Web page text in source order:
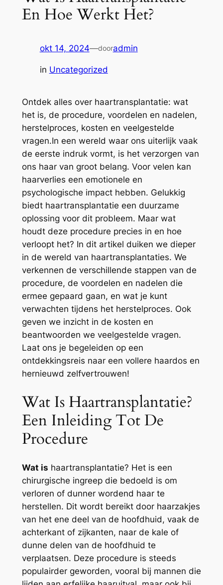
En Hoe Werkt Het?
okt 14, 2024—dooradmin
in Uncategorized
Ontdek alles over haartransplantatie: wat
het is, de procedure, voordelen en nadelen,
herstelproces, kosten en veelgestelde
vragen.In een wereld waar ons uiterlijk vaak
de eerste indruk vormt, is het verzorgen van
ons haar van groot belang. Voor velen kan
haarverlies een emotionele en
psychologische impact hebben. Gelukkig
biedt haartransplantatie een duurzame
oplossing voor dit probleem. Maar wat
houdt deze procedure precies in en hoe
verloopt het? In dit artikel duiken we dieper
in de wereld van haartransplantaties. We
verkennen de verschillende stappen van de
procedure, de voordelen en nadelen die
ermee gepaard gaan, en wat je kunt
verwachten tijdens het herstelproces. Ook
geven we inzicht in de kosten en
beantwoorden we veelgestelde vragen.
Laat ons je begeleiden op een
ontdekkingsreis naar een vollere haardos en
hernieuwd zelfvertrouwen!
Wat Is Haartransplantatie?
Een Inleiding Tot De
Procedure
Wat is haartransplantatie? Het is een
chirurgische ingreep die bedoeld is om
verloren of dunner wordend haar te
herstellen. Dit wordt bereikt door haarzakjes
van het ene deel van de hoofdhuid, vaak de
achterkant of zijkanten, naar de kale of
dunne delen van de hoofdhuid te
verplaatsen. Deze procedure is steeds
populairder geworden, vooral bij mannen die